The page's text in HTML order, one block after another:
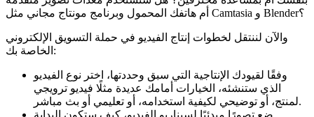
أم هاتفك المحمول وبرنامج مونتاج مجاني مثل Camtasia و Blender؟
والآن لننتقل لخطوات إنتاج الفيديو في حملة التسويق الإلكتروني
الخاصة بك:
وفقًا لقيودك الإنتاجية التي سبق وحددتها، اختر نوع الفيديو
الذي ستنشئه، الخيارات أمامك عديدة مثلًا فيديو ترويجي
لمنتج، أو توضيحي لكيفية استخدامه، أو تعليمي أو بث مباشر.
ضع تصورًا مبدئيًا لسيناريو الفيديو، كيف ستكون البداية